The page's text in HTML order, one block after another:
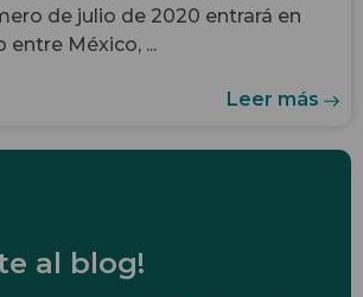
de julio de 2020 entrará en
entre México, ...
Leer más
al blog!